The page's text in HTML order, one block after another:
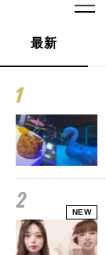
最新
NEW